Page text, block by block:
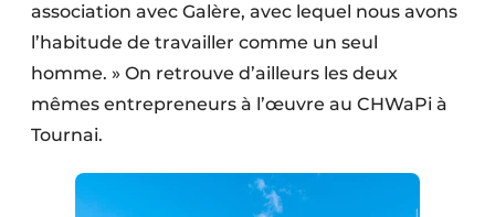
association avec Galère, avec lequel nous avons
l’habitude de travailler comme un seul
homme. » On retrouve d’ailleurs les deux
mêmes entrepreneurs à l’œuvre au CHWaPi à
Tournai.